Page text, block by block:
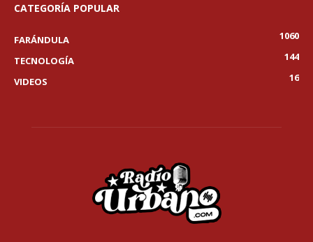
CATEGORÍA POPULAR
FARÁNDULA
1060
TECNOLOGÍA
144
VIDEOS
16